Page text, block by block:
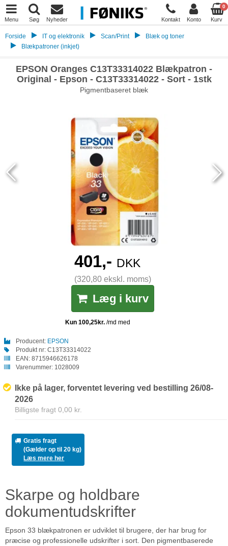
Menu Søg Nyheder Kontakt Konto
0
Kurv
Forside IT og elektronik Scan/Print
Blæk og toner
Blækpatroner (inkjet)
EPSON Oranges C13T33314022 Blækpatron -
Original - Epson - C13T33314022 - Sort - 1stk
Pigmentbaseret blæk
401,- DKK
(320,80 ekskl. moms)
Læg i kurv
Producent: EPSON
Produkt nr: C13T33314022
EAN: 8715946626178
Varenummer: 1028009
Ikke på lager, forventet levering ved bestilling 26/08-
2026
Billigste fragt 0,00 kr.
Gratis fragt
(Gælder op til 20 kg)
Læs mere her
Skarpe og holdbare
dokumentudskrifter
Epson 33 blækpatronen er udviklet til brugere, der har brug for
præcise og professionelle udskrifter i sort. Den pigmentbaserede